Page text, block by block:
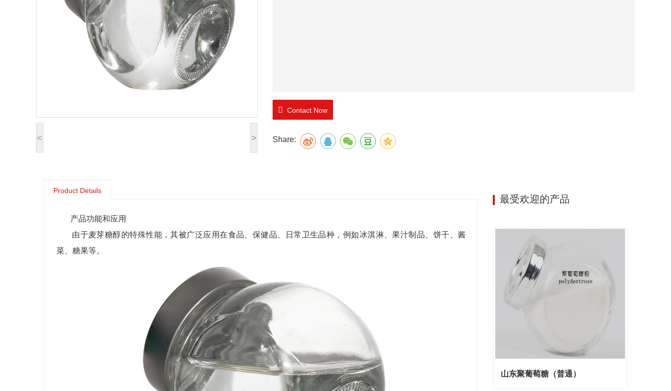
< >
Contact Now
Share:
Product Details
产品功能和应用
由于麦芽糖醇的特殊性能，其被广泛应用在食品、保健品、日常卫生品种，例如冰淇淋、果汁制品、饼干、酱
菜、糖果等。
最受欢迎的产品
山东聚葡萄糖（普通）